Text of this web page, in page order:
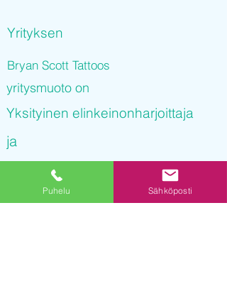
Yrityksen
Bryan Scott Tattoos
yritysmuoto on
Yksityinen elinkeinonharjoittaja
ja
Bryan Scott Tattoos
on rekisteröity kaupparekisteriin
Puhelu Sähköposti